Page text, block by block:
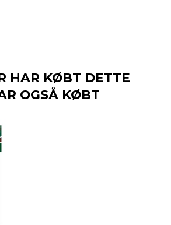
HAR KØBT DETTE
OGSÅ KØBT